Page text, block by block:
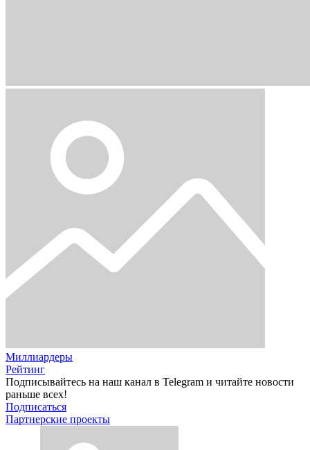
Миллиардеры
Рейтинг
Подписывайтесь на наш канал в Telegram и читайте новости
раньше всех!
Подписаться
Партнерские проекты